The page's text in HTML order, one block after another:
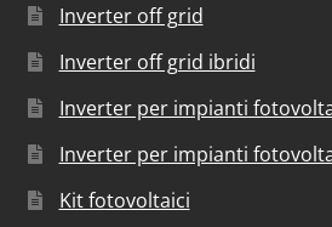
Inverter off grid
Inverter off grid ibridi
Inverter per impianti
Inverter per impianti
Kit fotovoltaici